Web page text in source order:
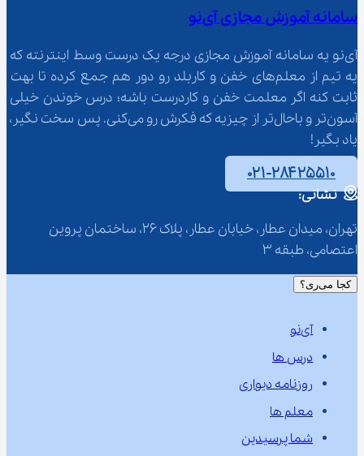
سامانه آموزش مجازی آی‌نو
آی‌نو یه سامانه آموزش مجازی درجه یک درست وسط اینترنته که
یه تیم از معلم‌‌های خفن و کاربلد رو دور هم جمع کرده تا بهت
ثابت کنه اگر معلمت خفن و کاردرست باشه؛ درس خوندن خیلی
آسون‌تر و باحال‌تر از چیزیه که فکرش رو می‌کنی. پس سخت نگیر،
یاد بگیر!
۰۲۱-۲۸۴۲۵۵۱۰
نشانی:
تهران، میدان عطار، خیابان عطار، پلاک 26، ساختمان پروین
اعتصامی، طبقه 3
کجا می‌ری؟
آی‌نو
درس ها
روزنامه دیواری
معلم ها
شما پرسیدین